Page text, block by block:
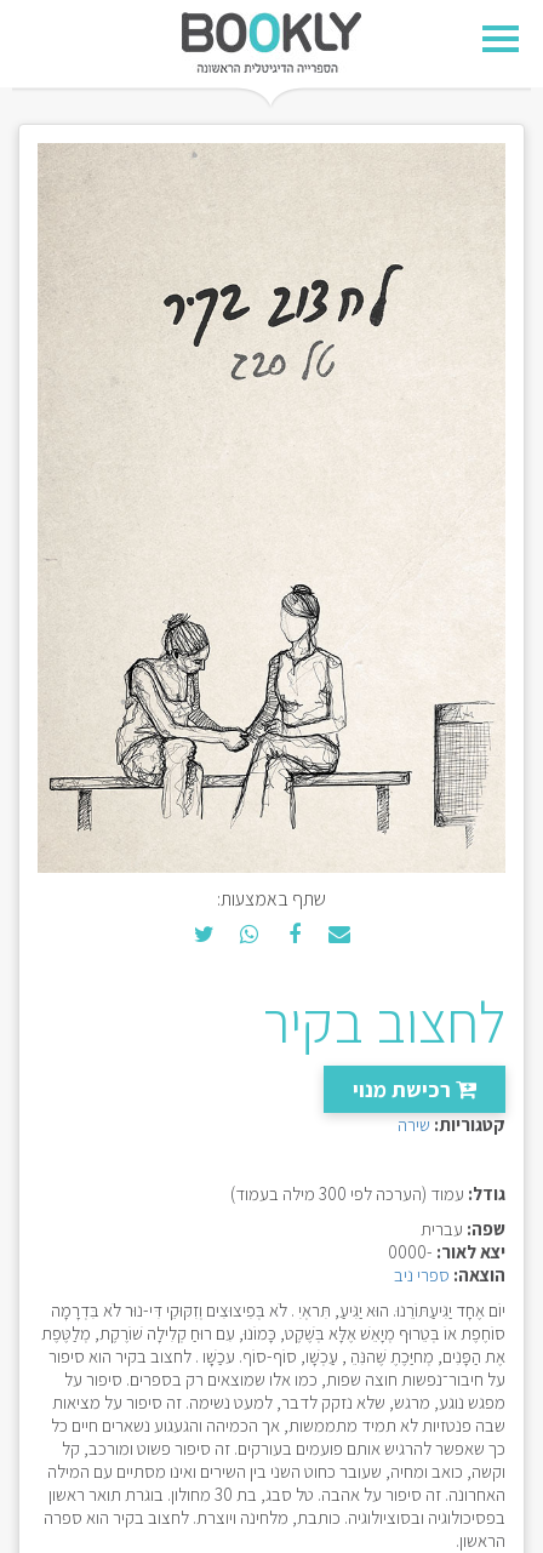
שתף באמצעות:
לחצוב בקיר
רכישת מנוי
קטגוריות: שירה
גודל: עמוד (הערכה לפי 300 מילה בעמוד)
שפה: עברית
יצא לאור: -0000
הוצאה: ספרי ניב
יוֹם אֶחָד יַגִּיעַתּוֹרֵנוּ. הוּא יַגִּיעַ, תִּראְיִ . לֹא בְּפִיצוּצִים וְזִקּוּקֵי דִּי-נוּר לֹא בִּדְרָמָה
סוֹחֶפֶת אוֹ בְּטֵרוּף מְיָאֵשׁ אֶלָּא בְּשֶׁקֶט, כָּמוֹנוּ, עִם רוּחַ קְלִילָה שׁוֹרֶקֶת, מְלַטֶּפֶת
אֶת הַפָּנִים, מְחיַּכֶתֶ שֶׁהנִּהֵ , עַכְשָׁו, סוֹף-סוֹף. עכַשְָׁו . לחצוב בקיר הוא סיפור
על חיבור־נפשות חוצה שפות, כמו אלו שמוצאים רק בספרים. סיפור על
מפגש נוגע, מרגש, שלא נזקק לדבר, למעט נשימה. זה סיפור על מציאות
שבה פנטזיות לא תמיד מתממשות, אך הכמיהה והגעגוע נשארים חיים כל
כך שאפשר להרגיש אותם פועמים בעורקים. זה סיפור פשוט ומורכב, קל
וקשה, כואב ומחיה, שעובר כחוט השני בין השירים ואינו מסתיים עם המילה
האחרונה. זה סיפור על אהבה. טל סבג, בת 30 מחולון. בוגרת תואר ראשון
בפסיכולוגיה ובסוציולוגיה. כותבת, מלחינה ויוצרת. לחצוב בקיר הוא ספרה
הראשון.